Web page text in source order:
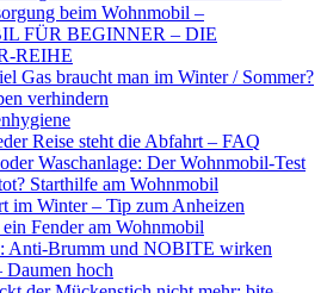
beim Wohnmobil –
FÜR BEGINNER – DIE
REIHE
Gas braucht man im Winter / Sommer?
verhindern
Reise steht die Abfahrt – FAQ
Waschanlage: Der Wohnmobil-Test
Starthilfe am Wohnmobil
im Winter – Tip zum Anheizen
Fender am Wohnmobil
Anti-Brumm und NOBITE wirken
hoch